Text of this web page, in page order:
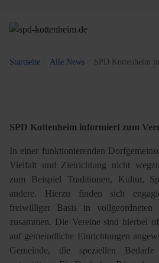
Startseite Alle News SPD Kottenheim
SPD Kottenheim informiert zum
In einer funktionierenden
Vielfalt und Zielrichtung nicht
zum Beispiel Traditionen, Kultur,
andere. Hierzu finden sich
freiwilliger Basis in vollgeordneten
zusammen. Die Vereine sind hierbei
auf gemeindliche Einrichtungen
Gemeinde, die speziellen